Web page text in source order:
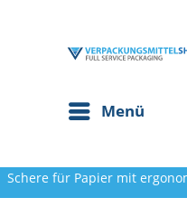
Menü
Schere für Papier mit